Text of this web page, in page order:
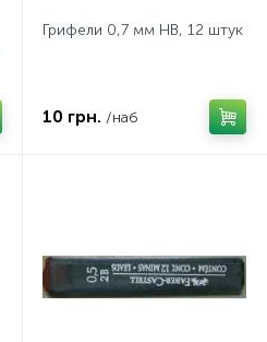
Грифели 0,7 мм НВ, 12 штук
10 грн. /наб